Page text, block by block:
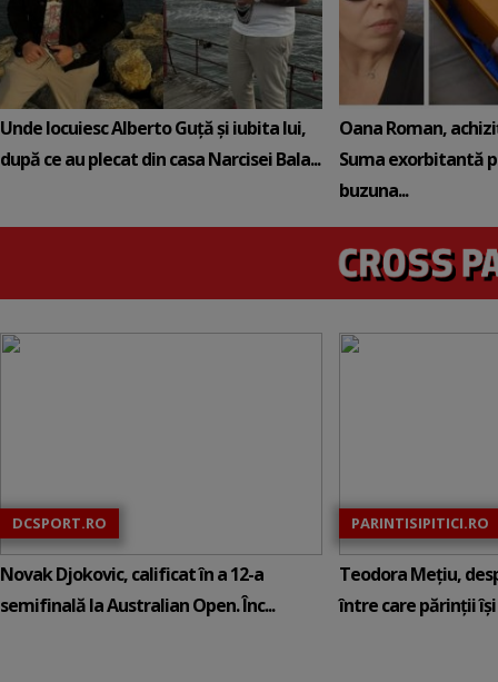
Unde locuiesc Alberto Guță și iubita lui,
după ce au plecat din casa Narcisei Bala...
Oana Roman,
Suma exorbitantă
buzuna...
DCSPORT.RO
Novak Djokovic, calificat în a 12-a
semifinală la Australian Open. Înc...
PARINTISIPITICI.RO
Teodora Mețiu,
între care părinții își